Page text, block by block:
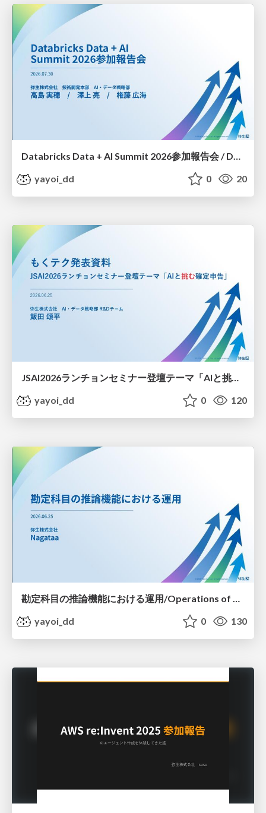
Databricks Data + AI Summit 2026参加報告会 / Databricks Data + AI Summit 2026 Participation report session
yayoi_dd
0 20
yayoi_dd
0 120
勘定科目の推論機能における運用/Operations of Account Category Inference
yayoi_dd
0 130